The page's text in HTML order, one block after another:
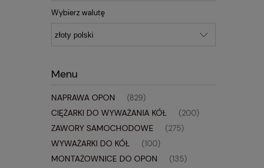
Wybierz walutę
Menu
NAPRAWA OPON (829)
CIĘŻARKI DO WYWAŻANIA KÓŁ (200)
ZAWORY SAMOCHODOWE (275)
WYWAŻARKI DO KÓŁ (100)
MONTAŻOWNICE DO OPON (135)